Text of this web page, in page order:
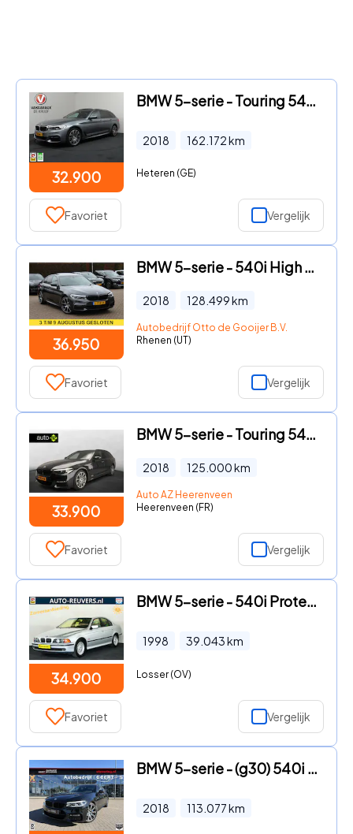
32.900
BMW 5-serie - Touring 540i xDrive High Executive | VOL! | Harman Kardon |
2018 162.172km
Heteren (GE)
Favoriet Vergelijk
36.950
BMW 5-serie - 540i High Exe. M Sport / Trekhaak / Schuifdak / Camera / Led
2018 128.499km
Autobedrijf Otto de Gooijer B.V.
Rhenen (UT)
Favoriet Vergelijk
33.900
BMW 5-serie - Touring 540i xDrive M-Sportpakket / Camera / HIFI / Leder /
2018 125.000km
Auto AZ Heerenveen
Heerenveen (FR)
Favoriet Vergelijk
34.900
BMW 5-serie - 540i Protection Executive / Xenon / Leder / Memory / Navi
1998 39.043km
Losser (OV)
Favoriet Vergelijk
BMW 5-serie - (g30) 540i 340pk / xDrive / Automaat / M-Sport / Leder
2018 113.077km